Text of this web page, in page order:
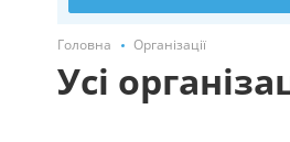
Головна Організації
Усі